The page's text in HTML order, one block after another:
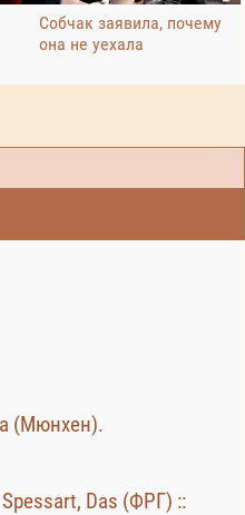
Собчак заявила, почему
она не уехала
(Мюнхен).
Das (ФРГ) ::